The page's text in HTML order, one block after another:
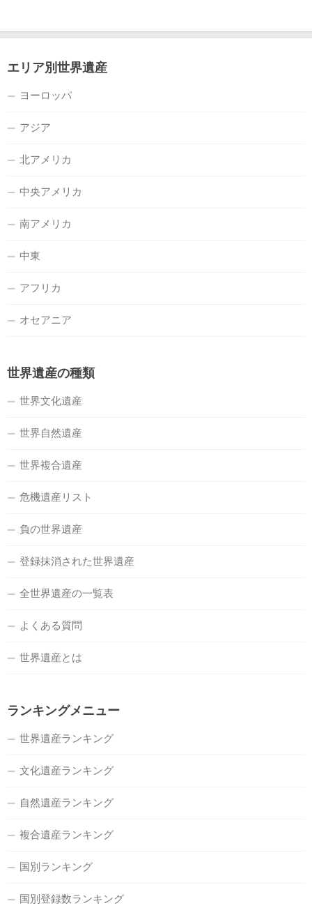
エリア別世界遺産
ヨーロッパ
アジア
北アメリカ
中央アメリカ
南アメリカ
中東
アフリカ
オセアニア
世界遺産の種類
世界文化遺産
世界自然遺産
世界複合遺産
危機遺産リスト
負の世界遺産
登録抹消された世界遺産
全世界遺産の一覧表
よくある質問
世界遺産とは
ランキングメニュー
世界遺産ランキング
文化遺産ランキング
自然遺産ランキング
複合遺産ランキング
国別ランキング
国別登録数ランキング